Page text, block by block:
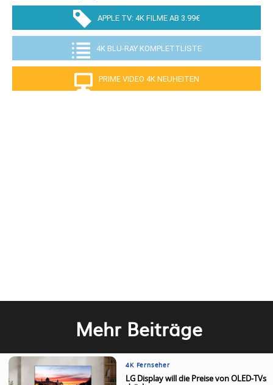
APPLE TV: 4K FILME AB 3.99€
4K BLU-RAY KOMPLETTLISTE
PRIME VIDEO 4K NEUHEITEN
Mehr Beiträge
4K Fernseher
LG Display will die Preise von OLED-TVs